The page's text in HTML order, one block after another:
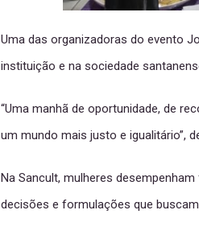
Uma das organizadoras do evento
instituição e na sociedade
“Uma manhã de oportunidade, de
um mundo mais justo e igualitário”,
Na Sancult, mulheres
decisões e formulações que